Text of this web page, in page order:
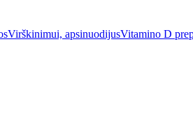
Virškinimui, apsinuodijusVitamino D